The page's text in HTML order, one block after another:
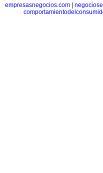
empresasnegocios.com|